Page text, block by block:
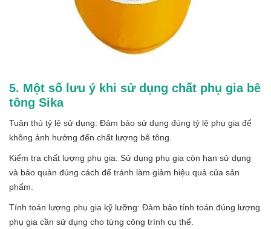
5. Một số lưu ý khi sử dụng chất phụ gia bê
tông Sika
Tuân thủ tỷ lệ sử dụng: Đảm bảo sử dụng đúng tỷ lệ phụ gia để
không ảnh hưởng đến chất lượng bê tông.
Kiểm tra chất lượng phụ gia: Sử dụng phụ gia còn hạn sử dụng
và bảo quản đúng cách để tránh làm giảm hiệu quả của sản
phẩm.
Tính toán lượng phụ gia kỹ lưỡng: Đảm bảo tính toán đúng lượng
phụ gia cần sử dụng cho từng công trình cụ thể.